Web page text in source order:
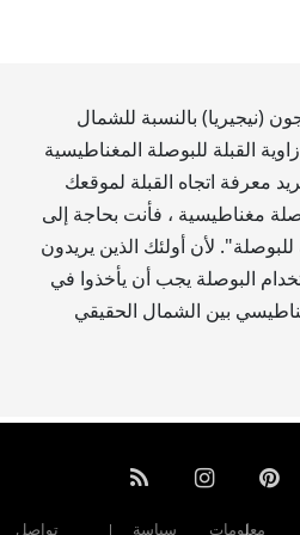
(نيجيريا) بالنسبة للشمال
القبلة للبوصلة المغناطيسية
معرفة اتجاه القبلة لموقعك
مغناطيسية ، فأنت بحاجة إلى
لأن أولئك الذين يريدون
البوصلة يجب أن يأخذوا في
بين الشمال الحقيقي
معلومات سياسة تواصل